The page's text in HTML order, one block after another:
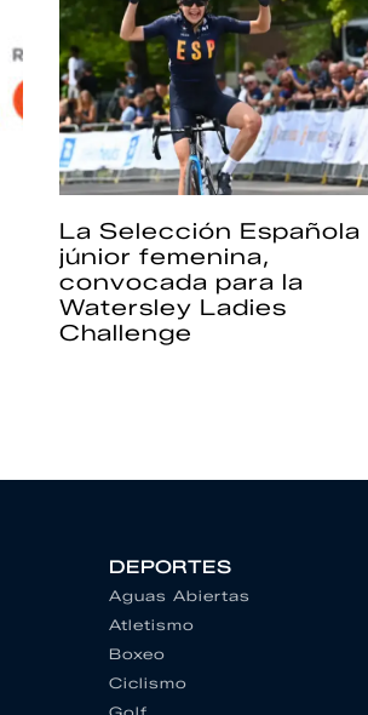
La Selección Española
júnior femenina,
convocada para la
Watersley Ladies
Challenge
DEPORTES
Aguas Abiertas
Atletismo
Boxeo
Ciclismo